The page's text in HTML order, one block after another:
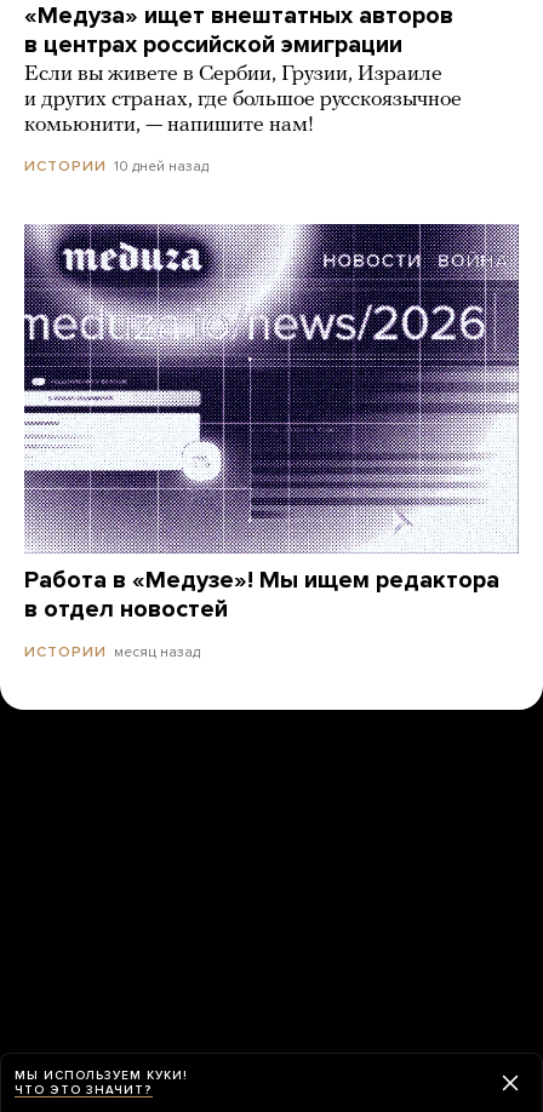
«Медуза» ищет внештатных авторов
в центрах российской эмиграции
Если вы живете в Сербии, Грузии, Израиле
и других странах, где большое русскоязычное
комьюнити, — напишите нам!
ИСТОРИИ 10 дней назад
Работа в «Медузе»! Мы ищем редактора
в отдел новостей
ИСТОРИИ месяц назад
МЫ ИСПОЛЬЗУЕМ КУКИ!
ЧТО ЭТО ЗНАЧИТ?